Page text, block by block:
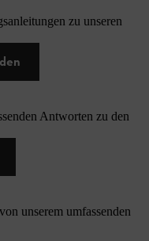
zu unseren
Antworten zu den
unserem umfassenden